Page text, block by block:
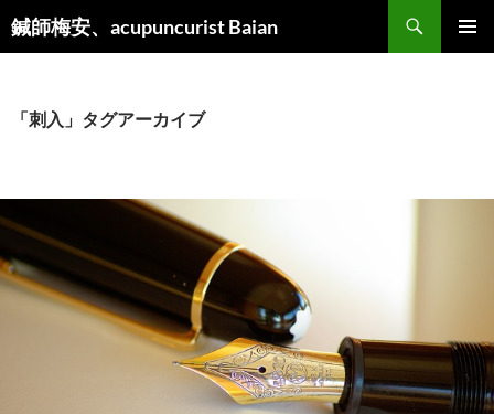
鍼師梅安、acupuncurist Baian
索
ン
ッ
「刺入」タグアーカイブ